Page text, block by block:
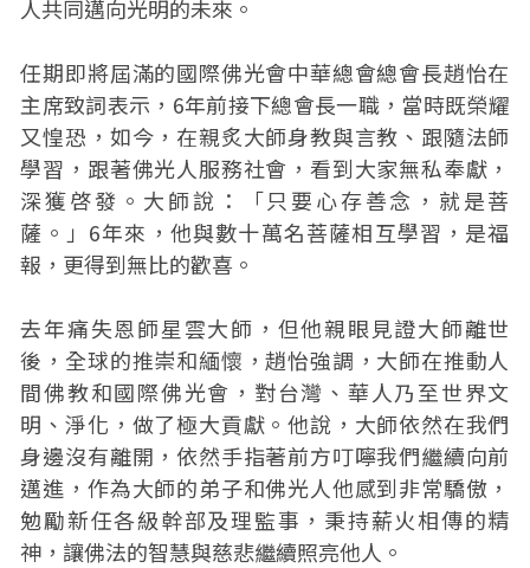
人共同邁向光明的未來。
任期即將屆滿的國際佛光會中華總會總會長趙怡在
主席致詞表示，6年前接下總會長一職，當時既榮耀
又惶恐，如今，在親炙大師身教與言教、跟隨法師
學習，跟著佛光人服務社會，看到大家無私奉獻，
深獲啓發。大師說：「只要心存善念，就是菩
薩。」6年來，他與數十萬名菩薩相互學習，是福
報，更得到無比的歡喜。
去年痛失恩師星雲大師，但他親眼見證大師離世
後，全球的推崇和緬懷，趙怡強調，大師在推動人
間佛教和國際佛光會，對台灣、華人乃至世界文
明、淨化，做了極大貢獻。他說，大師依然在我們
身邊沒有離開，依然手指著前方叮嚀我們繼續向前
邁進，作為大師的弟子和佛光人他感到非常驕傲，
勉勵新任各級幹部及理監事，秉持薪火相傳的精
神，讓佛法的智慧與慈悲繼續照亮他人。